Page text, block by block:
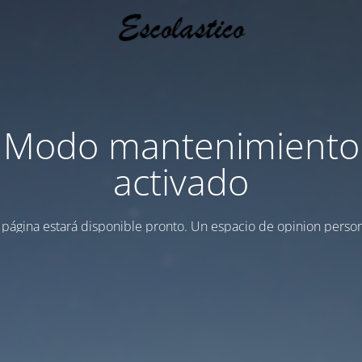
Modo mantenimiento
activado
estará disponible pronto. Un espacio de opinion